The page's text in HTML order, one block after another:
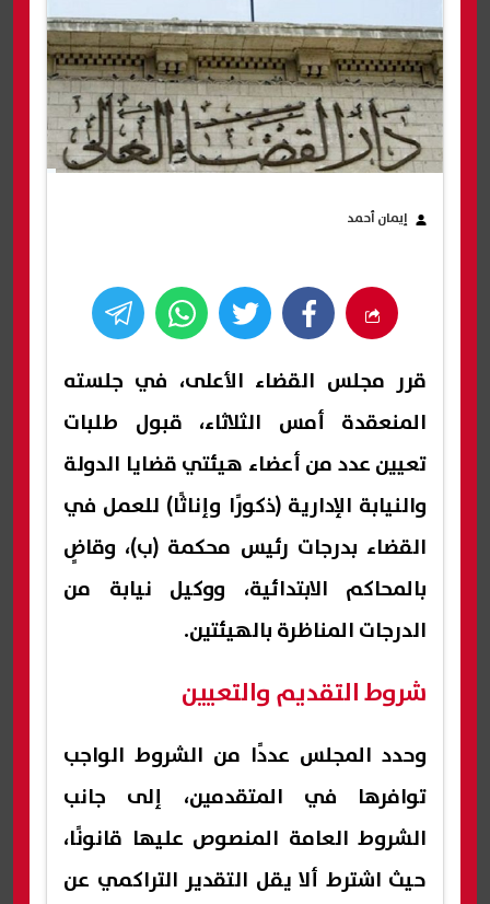
إيمان أحمد
قرر مجلس القضاء الأعلى، في جلسته
المنعقدة أمس الثلاثاء، قبول طلبات
تعيين عدد من أعضاء هيئتي قضايا الدولة
والنيابة الإدارية (ذكورًا وإناثًا) للعمل في
القضاء بدرجات رئيس محكمة (ب)، وقاضٍ
بالمحاكم الابتدائية، ووكيل نيابة من
الدرجات المناظرة بالهيئتين.
شروط التقديم والتعيين
وحدد المجلس عددًا من الشروط الواجب
توافرها في المتقدمين، إلى جانب
الشروط العامة المنصوص عليها قانونًا،
حيث اشترط ألا يقل التقدير التراكمي عن